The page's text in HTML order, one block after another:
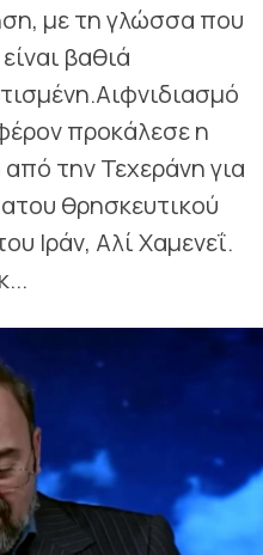
με τη γλώσσα που
βαθιά
προκάλεσε η
την Τεχεράνη για
θρησκευτικού
Ιράν, Αλί Χαμενεΐ.